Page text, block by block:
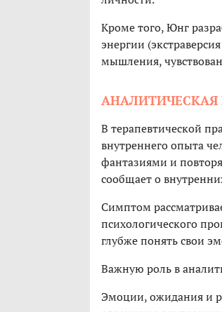
Кроме того, Юнг
энергии
мышления,
АНАЛИТИЧЕСКАЯ
В терапевтической
внутреннего опыта
фантазиями и
сообщает о
Симптом
психологического
глубже понять свои
Важную роль в
Эмоции, ожидания и